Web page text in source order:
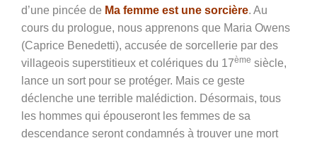
d’une pincée de Ma femme est une sorcière. Au
cours du prologue, nous apprenons que Maria Owens
(Caprice Benedetti), accusée de sorcellerie par des
villageois superstitieux et colériques du 17ème siècle,
lance un sort pour se protéger. Mais ce geste
déclenche une terrible malédiction. Désormais, tous
les hommes qui épouseront les femmes de sa
descendance seront condamnés à trouver une mort